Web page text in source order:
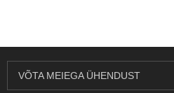
VÕTA MEIEGA ÜHENDUST